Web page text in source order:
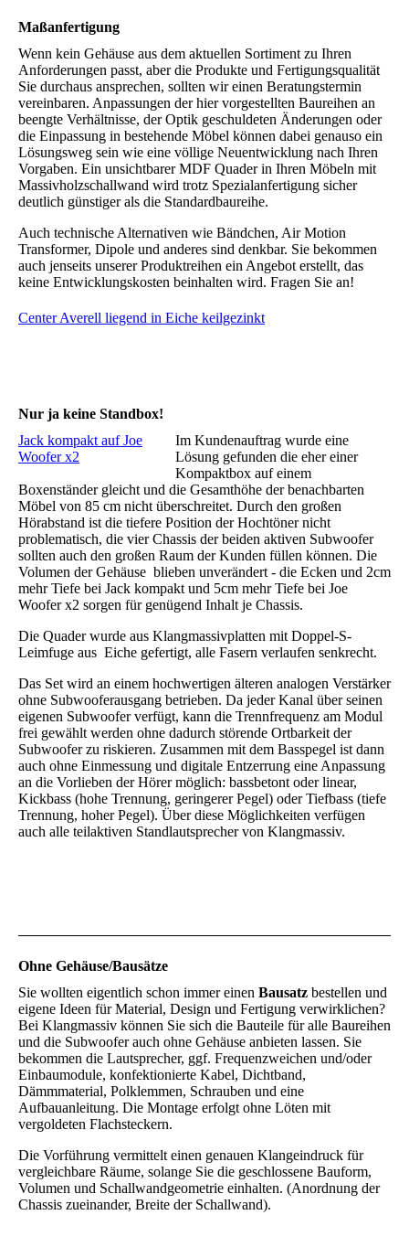
Maßanfertigung
Wenn kein Gehäuse aus dem aktuellen Sortiment zu Ihren
Anforderungen passt, aber die Produkte und Fertigungsqualität
Sie durchaus ansprechen, sollten wir einen Beratungstermin
vereinbaren. Anpassungen der hier vorgestellten Baureihen an
beengte Verhältnisse, der Optik geschuldeten Änderungen oder
die Einpassung in bestehende Möbel können dabei genauso ein
Lösungsweg sein wie eine völlige Neuentwicklung nach Ihren
Vorgaben. Ein unsichtbarer MDF Quader in Ihren Möbeln mit
Massivholzschallwand wird trotz Spezialanfertigung sicher
deutlich günstiger als die Standardbaureihe.
Auch technische Alternativen wie Bändchen, Air Motion
Transformer, Dipole und anderes sind denkbar. Sie bekommen
auch jenseits unserer Produktreihen ein Angebot erstellt, das
keine Entwicklungskosten beinhalten wird. Fragen Sie an!
Center Averell liegend in Eiche keilgezinkt
Nur ja keine Standbox!
Jack kompakt auf Joe
Woofer x2
Im Kundenauftrag wurde eine
Lösung gefunden die eher einer
Kompaktbox auf einem
Boxenständer gleicht und die Gesamthöhe der benachbarten
Möbel von 85 cm nicht überschreitet. Durch den großen
Hörabstand ist die tiefere Position der Hochtöner nicht
problematisch, die vier Chassis der beiden aktiven Subwoofer
sollten auch den großen Raum der Kunden füllen können. Die
Volumen der Gehäuse blieben unverändert - die Ecken und 2cm
mehr Tiefe bei Jack kompakt und 5cm mehr Tiefe bei Joe
Woofer x2 sorgen für genügend Inhalt je Chassis.
Die Quader wurde aus Klangmassivplatten mit Doppel-S-
Leimfuge aus Eiche gefertigt, alle Fasern verlaufen senkrecht.
Das Set wird an einem hochwertigen älteren analogen Verstärker
ohne Subwooferausgang betrieben. Da jeder Kanal über seinen
eigenen Subwoofer verfügt, kann die Trennfrequenz am Modul
frei gewählt werden ohne dadurch störende Ortbarkeit der
Subwoofer zu riskieren. Zusammen mit dem Basspegel ist dann
auch ohne Einmessung und digitale Entzerrung eine Anpassung
an die Vorlieben der Hörer möglich: bassbetont oder linear,
Kickbass (hohe Trennung, geringerer Pegel) oder Tiefbass (tiefe
Trennung, hoher Pegel). Über diese Möglichkeiten verfügen
auch alle teilaktiven Standlautsprecher von Klangmassiv.
Ohne Gehäuse/Bausätze
Sie wollten eigentlich schon immer einen Bausatz bestellen und
eigene Ideen für Material, Design und Fertigung verwirklichen?
Bei Klangmassiv können Sie sich die Bauteile für alle Baureihen
und die Subwoofer auch ohne Gehäuse anbieten lassen. Sie
bekommen die Lautsprecher, ggf. Frequenzweichen und/oder
Einbaumodule, konfektionierte Kabel, Dichtband,
Dämmmaterial, Polklemmen, Schrauben und eine
Aufbauanleitung. Die Montage erfolgt ohne Löten mit
vergoldeten Flachsteckern.
Die Vorführung vermittelt einen genauen Klangeindruck für
vergleichbare Räume, solange Sie die geschlossene Bauform,
Volumen und Schallwandgeometrie einhalten. (Anordnung der
Chassis zueinander, Breite der Schallwand).